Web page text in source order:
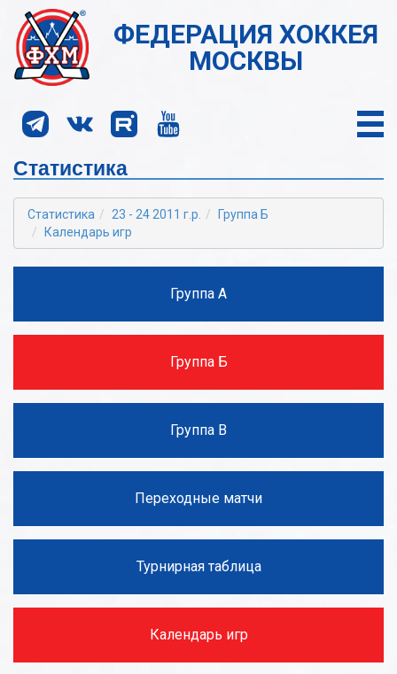
ФЕДЕРАЦИЯ ХОККЕЯ
МОСКВЫ
Статистика
Статистика 23 - 24 2011 г.р.
Группа Б
Календарь игр
Группа А
Группа Б
Группа В
Переходные матчи
Турнирная таблица
Календарь игр